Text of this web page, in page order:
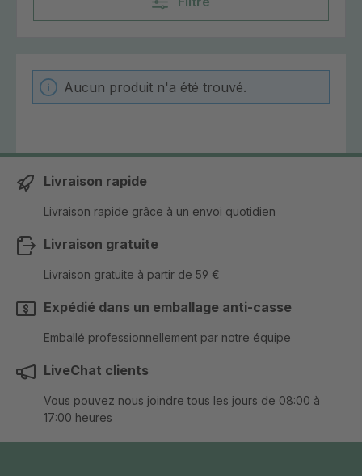
Aucun produit n'a été trouvé.
Livraison rapide
Livraison rapide grâce à un envoi quotidien
Livraison gratuite
Livraison gratuite à partir de 59 €
Expédié dans un emballage anti-casse
Emballé professionnellement par notre équipe
LiveChat clients
Vous pouvez nous joindre tous les jours de 08:00 à
17:00 heures